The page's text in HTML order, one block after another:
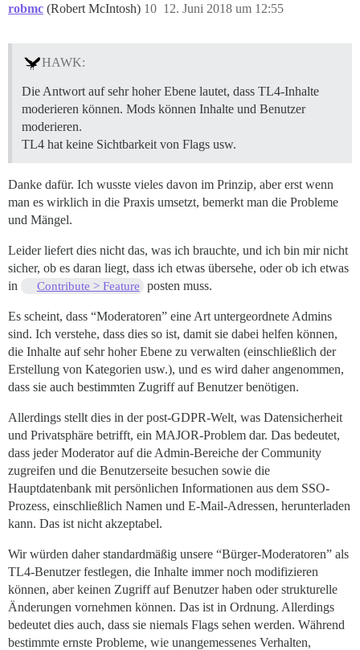
robmc (Robert McIntosh) 12. Juni 2018 um 12:55
10
HAWK:
Die Antwort auf sehr hoher Ebene lautet, dass TL4-Inhalte
moderieren können. Mods können Inhalte und Benutzer
moderieren.
TL4 hat keine Sichtbarkeit von Flags usw.
Danke dafür. Ich wusste vieles davon im Prinzip, aber erst wenn
man es wirklich in die Praxis umsetzt, bemerkt man die Probleme
und Mängel.
Leider liefert dies nicht das, was ich brauchte, und ich bin mir nicht
sicher, ob es daran liegt, dass ich etwas übersehe, oder ob ich etwas
in
Contribute > Feature posten muss.
Es scheint, dass “Moderatoren” eine Art untergeordnete Admins
sind. Ich verstehe, dass dies so ist, damit sie dabei helfen können,
die Inhalte auf sehr hoher Ebene zu verwalten (einschließlich der
Erstellung von Kategorien usw.), und es wird daher angenommen,
dass sie auch bestimmten Zugriff auf Benutzer benötigen.
Allerdings stellt dies in der post-GDPR-Welt, was Datensicherheit
und Privatsphäre betrifft, ein MAJOR-Problem dar. Das bedeutet,
dass jeder Moderator auf die Admin-Bereiche der Community
zugreifen und die Benutzerseite besuchen sowie die
Hauptdatenbank mit persönlichen Informationen aus dem SSO-
Prozess, einschließlich Namen und E-Mail-Adressen, herunterladen
kann. Das ist nicht akzeptabel.
Wir würden daher standardmäßig unsere “Bürger-Moderatoren” als
TL4-Benutzer festlegen, die Inhalte immer noch modifizieren
können, aber keinen Zugriff auf Benutzer haben oder strukturelle
Änderungen vornehmen können. Das ist in Ordnung. Allerdings
bedeutet dies auch, dass sie niemals Flags sehen werden. Während
bestimmte ernste Probleme, wie unangemessenes Verhalten,